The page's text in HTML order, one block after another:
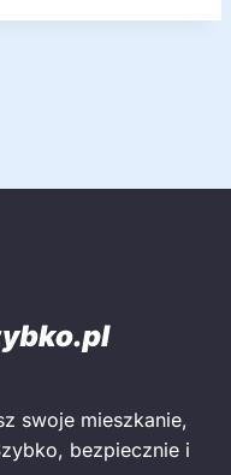
swoje mieszkanie,
bezpiecznie i